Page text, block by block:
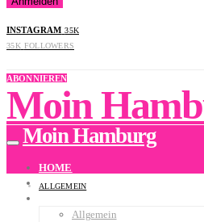
INSTAGRAM 35K
35K FOLLOWERS
ABONNIEREN
Moin
Moin Hamburg
HOME
ÜBER UNS
Allgemein
ALLGEMEIN